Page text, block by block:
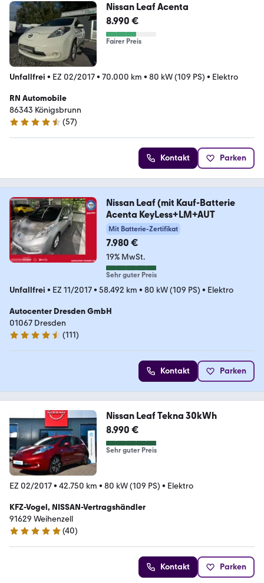
Nissan Leaf Acenta
8.990 €
Fairer Preis
Unfallfrei • EZ 02/2017• 70.000 km • 80 kW (109 PS) • Elektro
RN Automobile
86343 Königsbrunn
4.7 Sterne
(57)
Kontakt Parken
Nissan Leaf (mit Kauf-Batterie
Acenta KeyLess+LM+AUT
Mit Batterie-Zertifikat
7.980 €
19% MwSt.
Sehr guter Preis
Unfallfrei • EZ 11/2017• 58.492 km • 80 kW (109 PS) • Elektro
Autocenter Dresden GmbH
01067 Dresden
4.4 Sterne
(111)
Kontakt Parken
Nissan Leaf Tekna 30kWh
8.990 €
Sehr guter Preis
EZ 02/2017• 42.750 km • 80 kW (109 PS) • Elektro
KFZ-Vogel, NISSAN-Vertragshändler
91629 Weihenzell
5 Sterne
(40)
Kontakt Parken